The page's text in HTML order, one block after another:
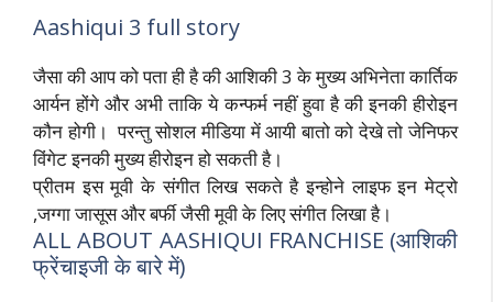
Aashiqui 3 full story
जैसा की आप को पता ही है की आशिकी 3 के मुख्य अभिनेता कार्तिक
आर्यन होंगे और अभी ताकि ये कन्फर्म नहीं हुवा है की इनकी हीरोइन
कौन होगी। परन्तु सोशल मीडिया में आयी बातो को देखे तो जेनिफर
विंगेट इनकी मुख्य हीरोइन हो सकती है।
प्रीतम इस मूवी के संगीत लिख सकते है इन्होने लाइफ इन मेट्रो
,जग्गा जासूस और बर्फी जैसी मूवी के लिए संगीत लिखा है।
ALL ABOUT AASHIQUI FRANCHISE (आशिकी
फ्रेंचाइजी के बारे में)